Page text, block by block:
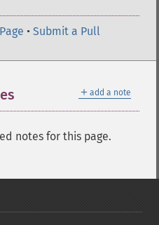
• Submit a Pull
＋ add a note
notes for this page.